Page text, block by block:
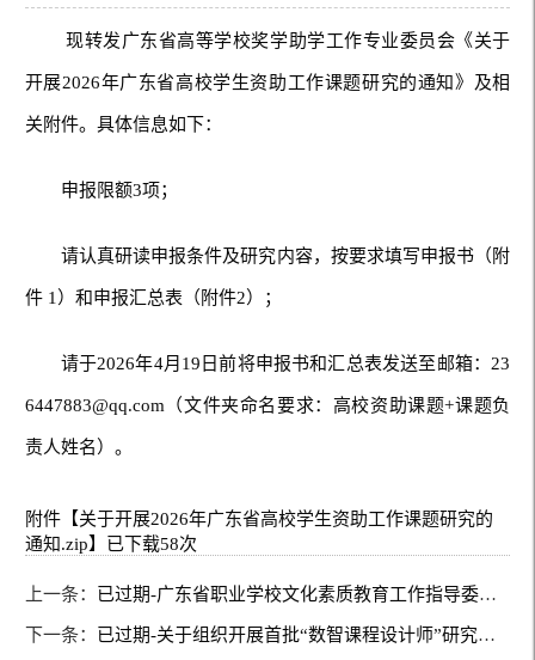
现转发广东省高等学校奖学助学工作专业委员会《关于
开展2026年广东省高校学生资助工作课题研究的通知》及相
关附件。具体信息如下：
申报限额3项；
请认真研读申报条件及研究内容，按要求填写申报书（附
件 1）和申报汇总表（附件2）；
请于2026年4月19日前将申报书和汇总表发送至邮箱： 23
6447883@qq.com （文件夹命名要求：高校资助课题+课题负
责人姓名）。
附件【关于开展2026年广东省高校学生资助工作课题研究的
通知.zip】已下载58次
上一条： 已过期-广东省职业学校文化素质教育工作指导委员会关于组织开展2026年教育教学改革研究与实践项目申报工作的通知
下一条： 已过期-关于组织开展首批“数智课程设计师”研究课题申报工作的通知